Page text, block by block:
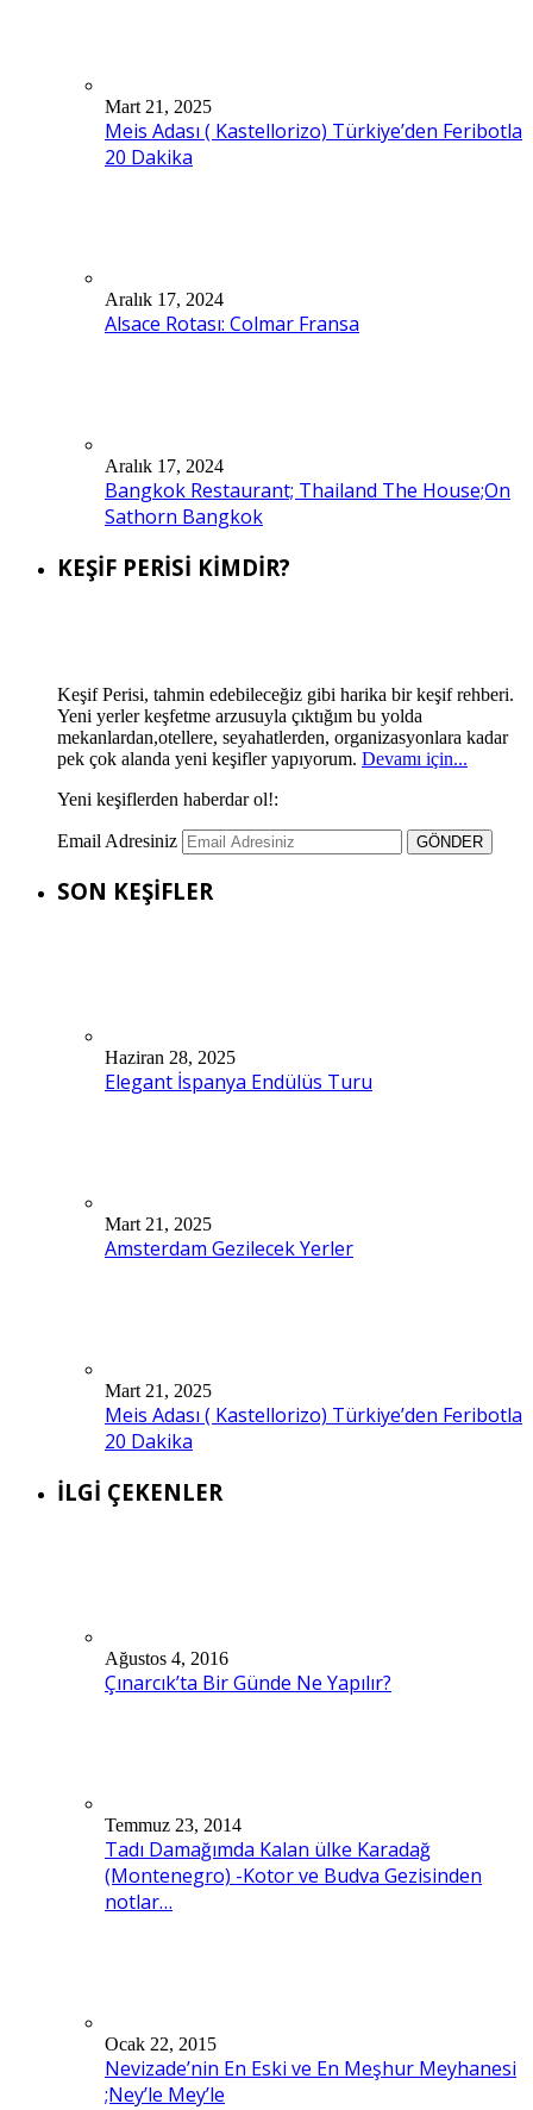
Mart 21, 2025
Meis Adası ( Kastellorizo) Türkiye’den Feribotla
20 Dakika
Aralık 17, 2024
Alsace Rotası: Colmar Fransa
Aralık 17, 2024
Bangkok Restaurant; Thailand The House;On
Sathorn Bangkok
KEŞİF PERİSİ KİMDİR?
Keşif Perisi, tahmin edebileceğiz gibi harika bir keşif rehberi.
Yeni yerler keşfetme arzusuyla çıktığım bu yolda
mekanlardan,otellere, seyahatlerden, organizasyonlara kadar
pek çok alanda yeni keşifler yapıyorum. Devamı için...
Yeni keşiflerden haberdar ol!:
Email Adresiniz
SON KEŞİFLER
Haziran 28, 2025
Elegant İspanya Endülüs Turu
Mart 21, 2025
Amsterdam Gezilecek Yerler
Mart 21, 2025
Meis Adası ( Kastellorizo) Türkiye’den Feribotla
20 Dakika
İLGİ ÇEKENLER
Ağustos 4, 2016
Çınarcık’ta Bir Günde Ne Yapılır?
Temmuz 23, 2014
Tadı Damağımda Kalan ülke Karadağ
(Montenegro) -Kotor ve Budva Gezisinden
notlar…
Ocak 22, 2015
Nevizade’nin En Eski ve En Meşhur Meyhanesi
;Ney’le Mey’le